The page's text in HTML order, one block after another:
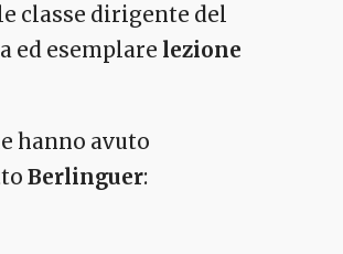
classe dirigente del
ed esemplare lezione
hanno avuto
Berlinguer: